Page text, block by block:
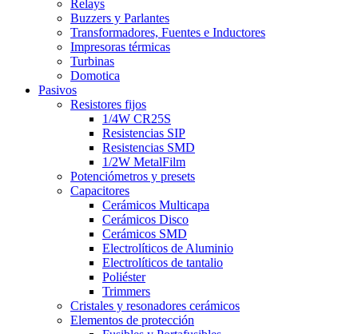
Relays
Buzzers y Parlantes
Transformadores, Fuentes e Inductores
Impresoras térmicas
Turbinas
Domotica
Pasivos
Resistores fijos
1/4W CR25S
Resistencias SIP
Resistencias SMD
1/2W MetalFilm
Potenciómetros y presets
Capacitores
Cerámicos Multicapa
Cerámicos Disco
Cerámicos SMD
Electrolíticos de Aluminio
Electrolíticos de tantalio
Poliéster
Trimmers
Cristales y resonadores cerámicos
Elementos de protección